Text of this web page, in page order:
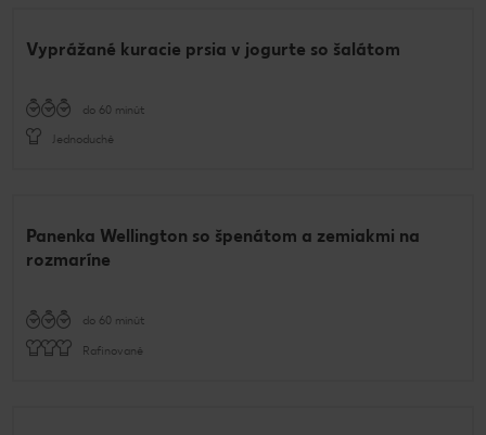
Vyprážané kuracie prsia v jogurte so šalátom
do 60 minút
Jednoduché
Panenka Wellington so špenátom a zemiakmi na
rozmaríne
do 60 minút
Rafinované